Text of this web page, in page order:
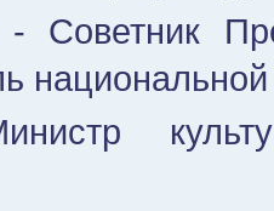
Советник
Министр